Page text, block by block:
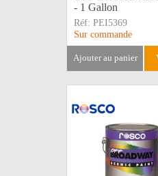
- 1 Gallon
Réf: PEI5369
Sur commande
ajouter au panier